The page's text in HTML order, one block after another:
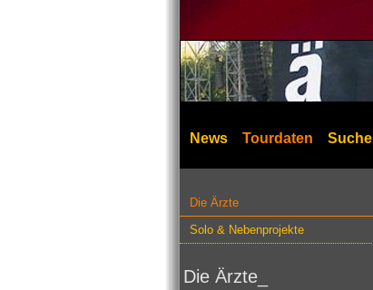
News Tourdaten Suche
Die Ärzte
Solo & Nebenprojekte
Die Ärzte_